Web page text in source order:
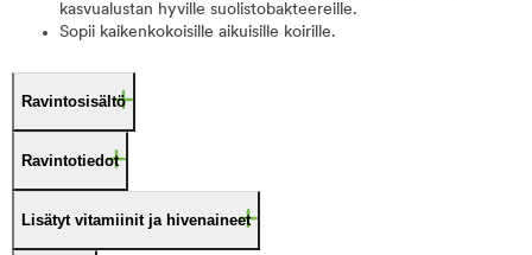
kasvualustan hyville suolistobakteereille.
Sopii kaikenkokoisille aikuisille koirille.
Ravintosisältö
Ravintotiedot
Lisätyt vitamiinit ja hivenaineet